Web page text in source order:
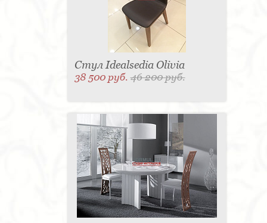
Стул Idealsedia Olivia
38 500 руб.46 200 руб.